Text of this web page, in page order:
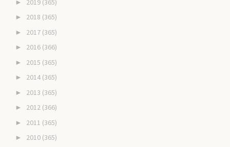
► 2019 (365)
► 2018 (365)
► 2017 (365)
► 2016 (366)
► 2015 (365)
► 2014 (365)
► 2013 (365)
► 2012 (366)
► 2011 (365)
► 2010 (365)